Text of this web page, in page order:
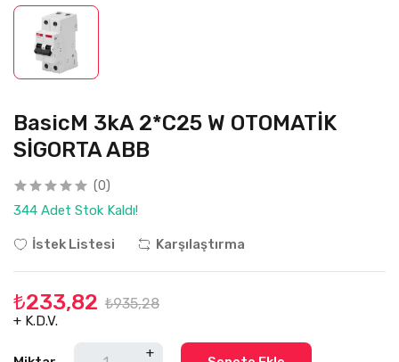
BasicM 3kA 2*C25 W OTOMATİK
SİGORTA ABB
(0)
344 Adet Stok Kaldı!
İstek Listesi Karşılaştırma
₺233,82 ₺935,28
+ K.D.V.
+